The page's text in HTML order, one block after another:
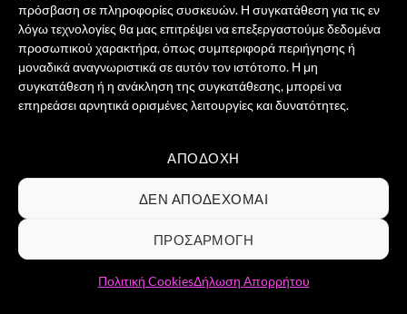
πρόσβαση σε πληροφορίες συσκευών. Η συγκατάθεση για τις εν
λόγω τεχνολογίες θα μας επιτρέψει να επεξεργαστούμε δεδομένα
προσωπικού χαρακτήρα, όπως συμπεριφορά περιήγησης ή
μοναδικά αναγνωριστικά σε αυτόν τον ιστότοπο. Η μη
συγκατάθεση ή η ανάκληση της συγκατάθεσης, μπορεί να
επηρεάσει αρνητικά ορισμένες λειτουργίες και δυνατότητες.
ΑΠΟΔΟΧΉ
ΔΕΝ ΑΠΟΔΈΧΟΜΑΙ
ΠΡΟΣΑΡΜΟΓΉ
Πολιτική CookiesΔήλωση Απορρήτου
Μαγνητάκι Και τι α Κανς;
5,00€ Original
price
was:
5,00 €.
4,00€Η
τρέχουσα
τιμή
είναι:
4,00 €.
ΠΡΟΣΘΉΚΗ ΣΤΟ ΚΑΛΆΘΙ
Visa PayPal
Card
ΣΧΕΤΙΚΆ ΜΕ ΕΜΆΣ ΕΠΙΚΟΙΝΩΝΊΑ
ΣΥΧΝΈΣ ΕΡΩΤΉΣΕΙΣ
ΠΟΛΙΤΙΚΉ ΑΠΟΡΡΉΤΟΥ
ΠΟΛΙΤΙΚΉ COOKIES
Groovibes ΑΡ.ΓΕΜΗ 161898903000 -
επικοινωνίας 2110129955